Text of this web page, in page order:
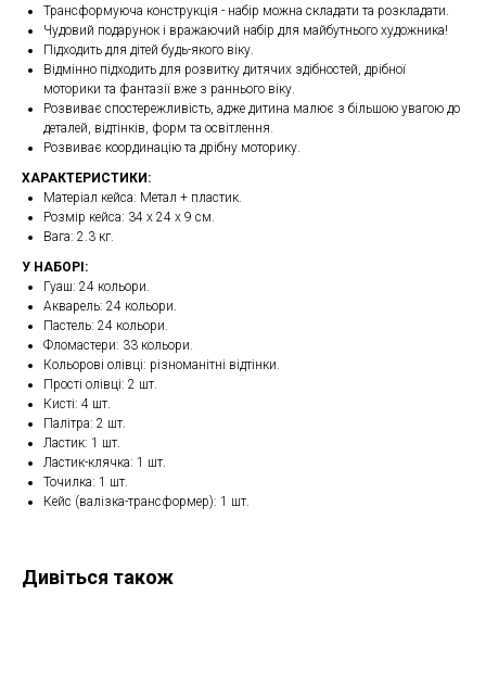
Трансформуюча конструкція - набір можна складати та розкладати.
Чудовий подарунок і вражаючий набір для майбутнього художника!
Підходить для дітей будь-якого віку.
Відмінно підходить для розвитку дитячих здібностей, дрібної
моторики та фантазії вже з раннього віку.
Розвиває спостережливість, адже дитина малює з більшою увагою до
деталей, відтінків, форм та освітлення.
Розвиває координацію та дрібну моторику.
ХАРАКТЕРИСТИКИ:
Матеріал кейса: Метал + пластик.
Розмір кейса: 34 x 24 x 9 см.
Вага: 2.3 кг.
У НАБОРІ:
Гуаш: 24 кольори.
Акварель: 24 кольори.
Пастель: 24 кольори.
Фломастери: 33 кольори.
Кольорові олівці: різноманітні відтінки.
Прості олівці: 2 шт.
Кисті: 4 шт.
Палітра: 2 шт.
Ластик: 1 шт.
Ластик-клячка: 1 шт.
Точилка: 1 шт.
Кейс (валізка-трансформер): 1 шт.
Дивіться також